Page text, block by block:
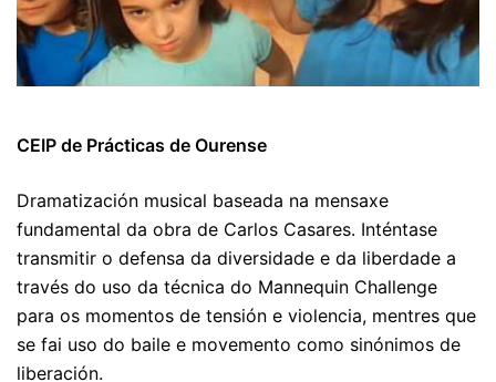
CEIP de Prácticas de Ourense
Dramatización musical baseada na mensaxe
fundamental da obra de Carlos Casares. Inténtase
transmitir o defensa da diversidade e da liberdade a
través do uso da técnica do Mannequin Challenge
para os momentos de tensión e violencia, mentres que
se fai uso do baile e movemento como sinónimos de
liberación.